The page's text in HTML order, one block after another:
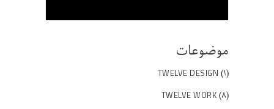
موضوعات
TWELVE DESIGN (۱)
TWELVE WORK (۸)